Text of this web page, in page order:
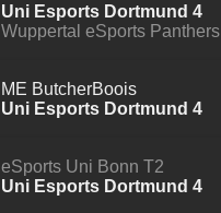
Uni Esports Dortmund 4
Wuppertal eSports Panthers
ME ButcherBoois
Uni Esports Dortmund 4
eSports Uni Bonn T2
Uni Esports Dortmund 4